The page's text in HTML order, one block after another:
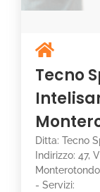
Tecno
Ditta: Tecno
Indirizzo: 47,
- Servizi: